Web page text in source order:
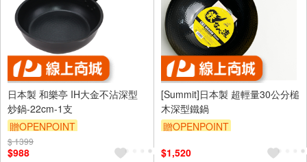
日本製 和樂亭 IH大金不沾深型
炒鍋-22cm-1支
贈OPENPOINT
$ 1399
$988
[Summit]日本製 超輕量30公分槌
木深型鐵鍋
贈OPENPOINT
$1,520